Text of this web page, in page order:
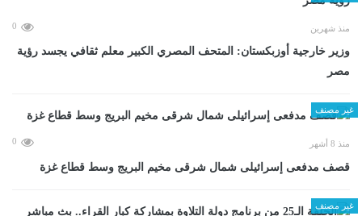
منذ شهرين 0
وزير خارجية أوزبكستان: المتحف المصري الكبير معلم ثقافي يجسد رؤية
مصر
غير مصنف
منذ 8 أشهر 0
قصف مدفعى إسرائيلى شمال شرقى مخيم البريج وسط قطاع غزة
غير مصنف